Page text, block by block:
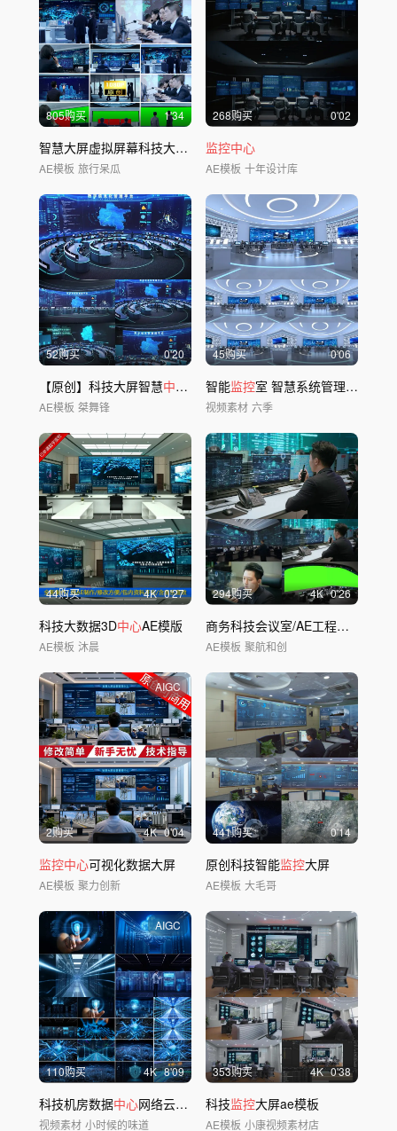
805购买 1'34
智慧大屏虚拟屏幕科技大屏幕 监控网络云信息
AE模板 旅行呆瓜
268购买 0'02
监控中心
AE模板 十年设计库
52购买 0'20
【原创】科技大屏智慧中心 ae模板
AE模板 桀舞锋
45购买 0'06
智能监控室 智慧系统管理平台 三维动画
视频素材 六季
44购买 4K 0'27
科技大数据3D中心AE模版
AE模板 沐晨
294购买 4K 0'26
商务科技会议室/AE工程可修改或替换数据
AE模板 聚航和创
AIGC
2购买 4K 0'04
监控中心可视化数据大屏
AE模板 聚力创新
441购买 0'14
原创科技智能监控大屏
AE模板 大毛哥
AIGC
110购买 4K 8'09
科技机房数据中心网络云计算智能大数据时代
视频素材 小时候的味道
353购买 4K 0'38
科技监控大屏ae模板
AE模板 小康视频素材店